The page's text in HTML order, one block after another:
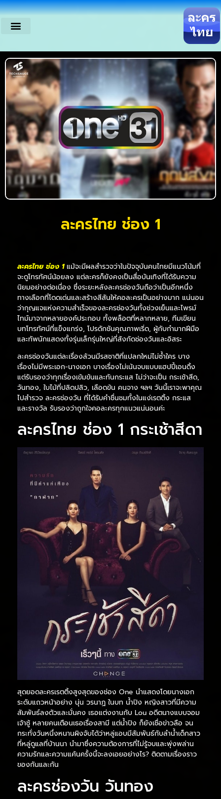
ละครไทย ช่อง 1
ละครไทย ช่อง 1แม้จะมีผลสำรวจว่าในปัจจุบันคนไทยมีแนวโน้มที่
จะดูโทรทัศน์น้อยลง แต่ละครก็ยังคงเป็นสื่อบันเทิงที่ได้รับความ
นิยมอย่างต่อเนื่อง ซึ่งระยะหลังละครช่องวันถือว่าเป็นอีกหนึ่ง
ทางเลือกที่โดดเด่นและสร้างสีสันให้คอละครเป็นอย่างมาก แน่นอน
ว่ากุญแจแห่งความสำเร็จของละครช่องวันทั้งช่วงเย็นและไพรม์
ไทม์มาจากหลายองค์ประกอบ ทั้งพล็อตที่หลากหลาย, ทีมเขียน
บทโทรทัศน์ที่แข็งแกร่ง, โปรดักชันคุณภาพเริ่ด, ผู้กับกำมากฝีมือ
และทัพนักแสดงทั้งรุ่นเล็กรุ่นใหญ่ที่สังกัดช่องวันและอิสระ
ละครช่องวันแต่ละเรื่องล้วนมีรสชาติที่แปลกใหม่ไม่ซ้ำใคร บาง
เรื่องไม่มีพระเอก-นางเอก บางเรื่องไม่เน้นจบแบบแฮปปี้เอนดิ้ง
แต่รับรองว่าทุกเรื่องเข้มข้นและทันกระแส ไม่ว่าจะเป็น กระเช้าสีด,
วันทอง, ใบไม้ที่ปลิดปลิว, เลือดข้น คนจาง ฯลฯ วันนี้เราจะพาคุณ
ไปสำรวจ ละครช่องวัน ที่ได้รับคำชื่นชมทั้งในแง่เรตติ้ง กระแส
และรางวัล รับรองว่าถูกใจคอละครทุกแนวแน่นอนค่ะ
ละครไทย ช่อง 1 กระเช้าสีดา
สุดยอดละครเรตติ้งสูงสุดของช่อง One นำแสดงโดยนางเอก
ระดับแถวหน้าอย่าง นุ่น วรนาฏ ในบท น้ำปิง หญิงสาวที่มีความ
สัมพันธ์ลงตัวและมั่นคง เธอแต่งงานกับ Lou อดีตนางแบบจอม
เจ้าชู้ หลายคนเตือนเธอเรื่องสามี แต่น้ำปิง ก็ยังเชื่อข่าวลือ จน
กระทั่งวันหนึ่งหนานผิงจับได้ว่าหลู่แอบมีสัมพันธ์กับลำน้ำเด็กสาว
ที่หลู่ดูแลที่บ้านนา นำมาซึ่งความต้องการที่ไม่รู้จบและพุ่งพล่าน
ความรักและความแค้นครั้งนี้จะลงเอยอย่างไร? ติดตามเรื่องราว
ของกันและกัน
ละครช่องวัน วันทอง